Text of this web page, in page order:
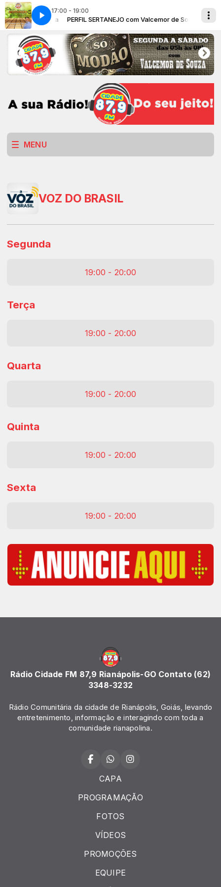
17:00 - 19:00
de Souza PERFIL SERTANEJO com Valcemor de Souza
MENU
VOZ DO BRASIL
Segunda
19:00 - 20:00
Terça
19:00 - 20:00
Quarta
19:00 - 20:00
Quinta
19:00 - 20:00
Sexta
19:00 - 20:00
Rádio Cidade FM 87,9 Rianápolis-GO Contato (62)
3348-3232
Rádio Comunitária da cidade de Rianápolis, Goiás, levando
entretenimento, informação e interagindo com toda a
comunidade rianapolina.
CAPA
PROGRAMAÇÃO
FOTOS
VÍDEOS
PROMOÇÕES
EQUIPE